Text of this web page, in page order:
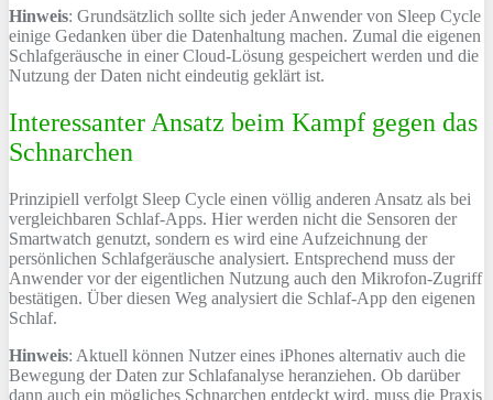
Hinweis: Grundsätzlich sollte sich jeder Anwender von Sleep Cycle
einige Gedanken über die Datenhaltung machen. Zumal die eigenen
Schlafgeräusche in einer Cloud-Lösung gespeichert werden und die
Nutzung der Daten nicht eindeutig geklärt ist.
Interessanter Ansatz beim Kampf gegen das
Schnarchen
Prinzipiell verfolgt Sleep Cycle einen völlig anderen Ansatz als bei
vergleichbaren Schlaf-Apps. Hier werden nicht die Sensoren der
Smartwatch genutzt, sondern es wird eine Aufzeichnung der
persönlichen Schlafgeräusche analysiert. Entsprechend muss der
Anwender vor der eigentlichen Nutzung auch den Mikrofon-Zugriff
bestätigen. Über diesen Weg analysiert die Schlaf-App den eigenen
Schlaf.
Hinweis: Aktuell können Nutzer eines iPhones alternativ auch die
Bewegung der Daten zur Schlafanalyse heranziehen. Ob darüber
dann auch ein mögliches Schnarchen entdeckt wird, muss die Praxis